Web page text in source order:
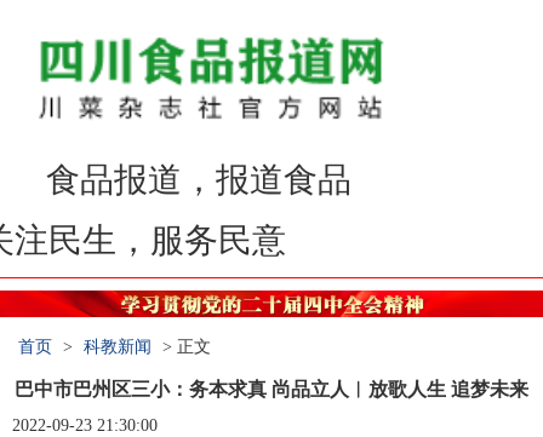
道，报道食品
关注民生，服务民意
首页 > 科教新闻 > 正文
巴中市巴州区三小：务本求真 尚品立人︱放歌人生 追梦未来
2022-09-23 21:30:00